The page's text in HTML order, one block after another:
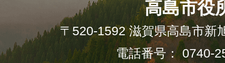
高島市役
〒520-1592 滋賀県高島市新
電話番号： 0740-